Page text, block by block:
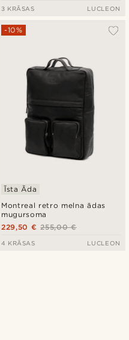
3 KRĀSAS LUCLEON
Montreal retro melna ādas
mugursoma
-10%
Īsta Āda
255,00 €
229,50 €
4 KRĀSAS LUCLEON